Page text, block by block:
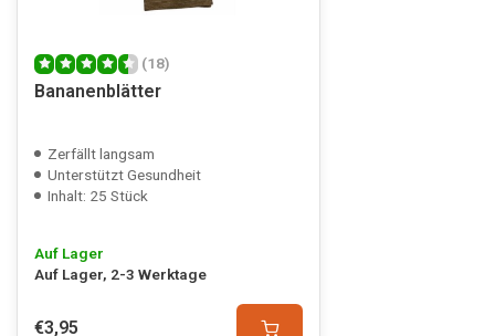
(18)
Bananenblätter
Zerfällt langsam
Unterstützt Gesundheit
Inhalt: 25 Stück
Auf Lager
Auf Lager, 2-3 Werktage
€3,95